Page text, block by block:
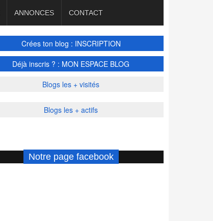
ANNONCES CONTACT
Crées ton blog : INSCRIPTION
Déjà inscris ? : MON ESPACE BLOG
Blogs les + visités
Blogs les + actifs
Notre page facebook